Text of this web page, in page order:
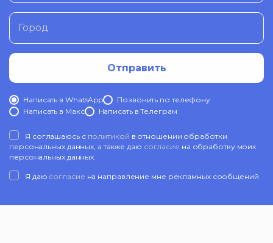
Город
Отправить
Написать в WhatsApp
Позвонить по телефону
Написать в Mакс
Написать в Телеграм
Я соглашаюсь с политикой в отношении обработки
персональных данных, а также даю согласие на обработку моих
персональных данных.
Я даю согласие на направление мне рекламных сообщений